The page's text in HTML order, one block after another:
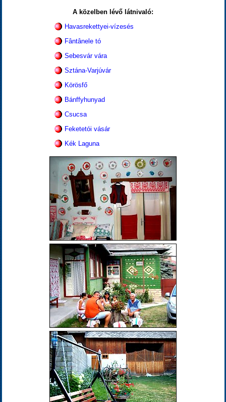
A közelben lévő látnivaló:
Havasrekettyei-vízesés
Fântânele tó
Sebesvár vára
Sztána-Varjúvár
Körösfő
Bánffyhunyad
Csucsa
Feketetói vásár
Kék Laguna